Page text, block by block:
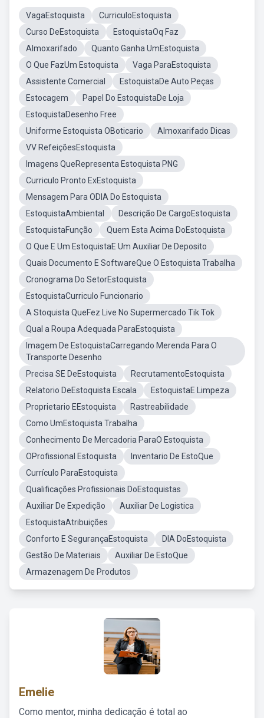
VagaEstoquista
CurriculoEstoquista
Curso DeEstoquista
EstoquistaOq Faz
Almoxarifado
Quanto Ganha UmEstoquista
O Que FazUm Estoquista
Vaga ParaEstoquista
Assistente Comercial
EstoquistaDe Auto Peças
Estocagem
Papel Do EstoquistaDe Loja
EstoquistaDesenho Free
Uniforme Estoquista OBoticario
Almoxarifado Dicas
VV RefeiçõesEstoquista
Imagens QueRepresenta Estoquista PNG
Curriculo Pronto ExEstoquista
Mensagem Para ODIA Do Estoquista
EstoquistaAmbiental
Descrição De CargoEstoquista
EstoquistaFunção
Quem Esta Acima DoEstoquista
O Que E Um EstoquistaE Um Auxiliar De Deposito
Quais Documento E SoftwareQue O Estoquista Trabalha
Cronograma Do SetorEstoquista
EstoquistaCurriculo Funcionario
A Stoquista QueFez Live No Supermercado Tik Tok
Qual a Roupa Adequada ParaEstoquista
Imagem De EstoquistaCarregando Merenda Para O
Transporte Desenho
Precisa SE DeEstoquista
RecrutamentoEstoquista
Relatorio DeEstoquista Escala
EstoquistaE Limpeza
Proprietario EEstoquista
Rastreabilidade
Como UmEstoquista Trabalha
Conhecimento De Mercadoria ParaO Estoquista
OProfissional Estoquista
Inventario De EstoQue
Currículo ParaEstoquista
Qualificações Profissionais DoEstoquistas
Auxiliar De Expedição
Auxiliar De Logistica
EstoquistaAtribuições
Conforto E SegurançaEstoquista
DIA DoEstoquista
Gestão De Materiais
Auxiliar De EstoQue
Armazenagem De Produtos
Emelie
Como mentor, minha dedicação é total ao